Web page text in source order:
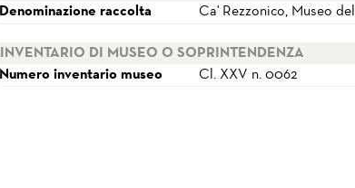
Denominazione raccolta
Ca' Rezzonico, Museo
INVENTARIO DI MUSEO O SOPRINTENDENZA
Numero inventario museo
Cl. XXV n. 0062